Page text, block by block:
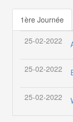
1ère Journée
25-02-2022
25-02-2022
25-02-2022